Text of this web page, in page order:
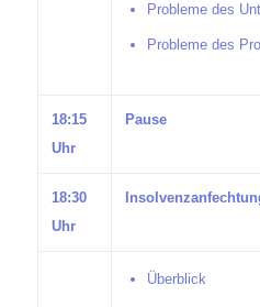
Probleme des
Probleme des
18:15
Uhr
Pause
18:30
Uhr
Überblick